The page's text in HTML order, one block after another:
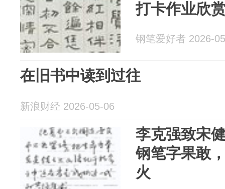
打卡作业欣
钢笔爱好者 2026-
在旧书中读到过往
新浪财经 2026-05-06
李克强致宋
钢笔字果敢
火